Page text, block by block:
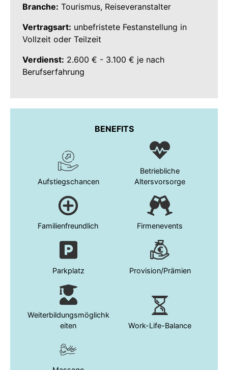
Branche: Tourismus, Reiseveranstalter
Vertragsart: unbefristete Festanstellung in
Vollzeit oder Teilzeit
Verdienst: 2.600 € - 3.100 € je nach
Berufserfahrung
BENEFITS
Aufstiegschancen
Betriebliche
Altersvorsorge
Familienfreundlich Firmenevents
Parkplatz Provision/Prämien
Weiterbildungsmöglichk
eiten
Work-Life-Balance